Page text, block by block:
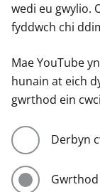
wedi eu gwylio.
fyddwch chi
Mae YouTube
hunain at eich
gwrthod ein
Derbyn